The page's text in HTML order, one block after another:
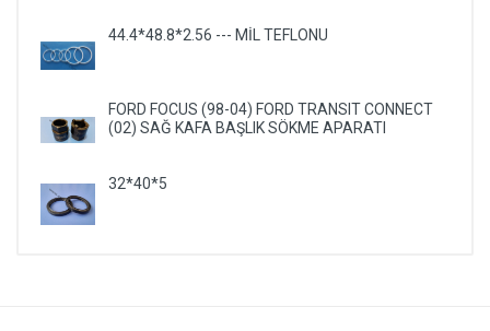
44.4*48.8*2.56 --- MİL TEFLONU
FORD FOCUS (98-04) FORD TRANSIT CONNECT
(02) SAĞ KAFA BAŞLIK SÖKME APARATI
32*40*5